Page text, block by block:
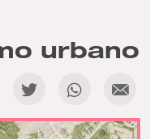
urbano